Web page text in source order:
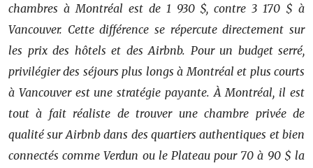
chambres à Montréal est de 1 930 $, contre 3 170 $ à
Vancouver. Cette différence se répercute directement sur
les prix des hôtels et des Airbnb. Pour un budget serré,
privilégier des séjours plus longs à Montréal et plus courts
à Vancouver est une stratégie payante. À Montréal, il est
tout à fait réaliste de trouver une chambre privée de
qualité sur Airbnb dans des quartiers authentiques et bien
connectés comme Verdun ou le Plateau pour 70 à 90 $ la